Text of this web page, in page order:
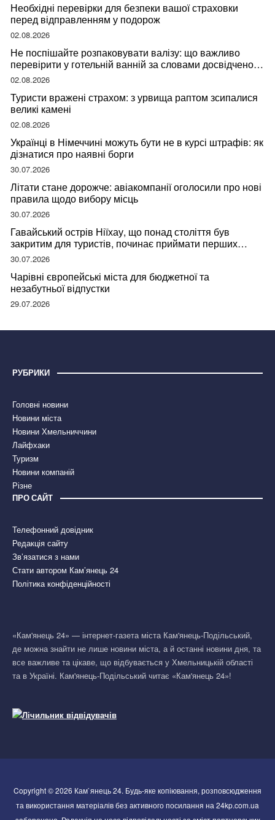
Необхідні перевірки для безпеки вашої страховки
перед відправленням у подорож
02.08.2026
Не поспішайте розпаковувати валізу: що важливо
перевірити у готельній ванній за словами досвідченої
мандрівниці
02.08.2026
Туристи вражені страхом: з урвища раптом зсипалися
великі камені
02.08.2026
Українці в Німеччині можуть бути не в курсі штрафів: як
дізнатися про наявні борги
30.07.2026
Літати стане дорожче: авіакомпанії оголосили про нові
правила щодо вибору місць
30.07.2026
Гавайський острів Ніїхау, що понад століття був
закритим для туристів, починає приймати перших
відвідувачів
30.07.2026
Чарівні європейські міста для бюджетної та
незабутньої відпустки
29.07.2026
РУБРИКИ
Головні новини
Новини міста
Новини Хмельниччини
Лайфхаки
Туризм
Новини компаній
Різне
ПРО САЙТ
Телефонний довідник
Редакція сайту
Зв’язатися з нами
Стати автором Кам’янець 24
Політика конфіденційності
«Кам'янець 24» — інтернет-газета міста Кам'янець-Подільський,
де можна знайти не лише новини міста, а й останні новини дня, та
все важливе та цікаве, що відбувається у Хмельницькій області
та в Україні. Кам'янець-Подільський читає «Кам'янець 24»!
Copyright © 2026 Кам`янець 24. Будь-яке копіювання, розповсюдження
та використання матеріалів без активного посилання на 24kp.com.ua